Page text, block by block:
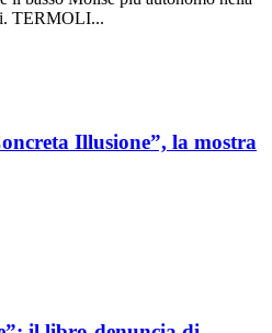
TERMOLI...
Illusione”, la mostra